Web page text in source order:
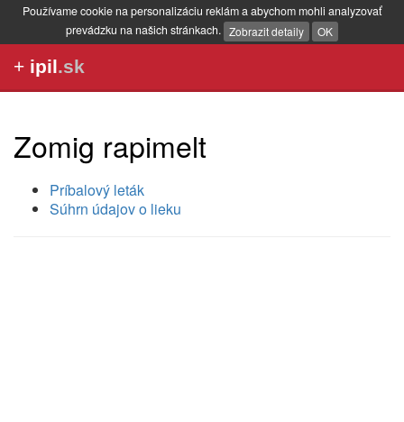
Používame cookie na personalizáciu reklám a abychom mohli analyzovať
prevádzku na našich stránkach. Zobrazit detaily OK
+ ipil.sk
Zomig rapimelt
Príbalový leták
Súhrn údajov o lieku